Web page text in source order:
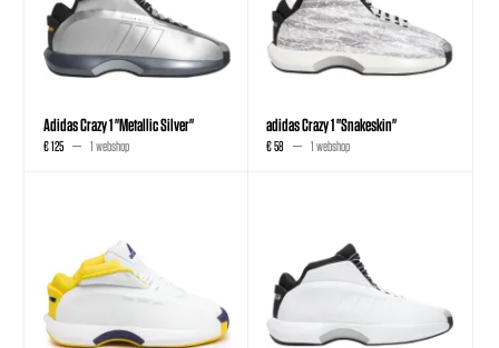
Adidas Crazy 1 "Metallic Silver"
€ 125 1 webshop
adidas Crazy 1 "Snakeskin"
€ 58 1 webshop